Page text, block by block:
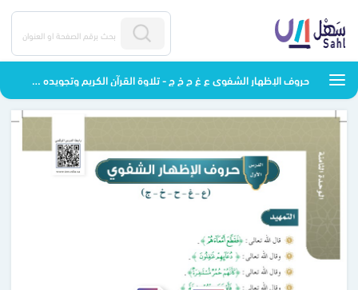
حروف الإظهار الشفوي ع غ ح خ ج - تلاوة القرآن الكريم وتجويده - خامس ابتدائي